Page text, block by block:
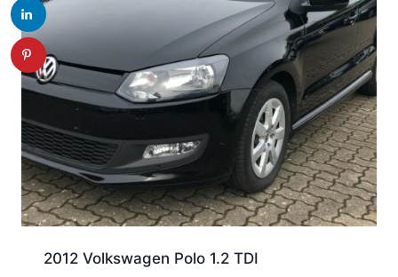
2012 Volkswagen Polo 1.2 TDI